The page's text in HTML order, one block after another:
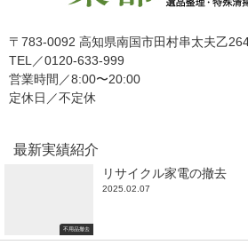
〒783-0092 高知県南国市田村串太夫乙
TEL／0120-633-999
営業時間／8:00〜20:00
定休日／不定休
最新実績紹介
不用品撤去
リサイクル家電の撤去
2025.02.07